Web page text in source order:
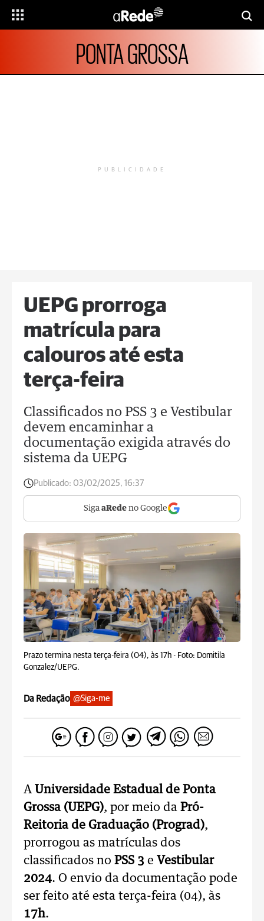
PONTA GROSSA
PUBLICIDADE
UEPG prorroga
matrícula para
calouros até esta
terça-feira
Classificados no PSS 3 e Vestibular
devem encaminhar a
documentação exigida através do
sistema da UEPG
Publicado: 03/02/2025, 16:37
Siga aRede no Google
Prazo termina nesta terça-feira (04), às 17h - Foto: Domitila
Gonzalez/UEPG.
Da Redação @Siga-me
A Universidade Estadual de Ponta
Grossa (UEPG), por meio da Pró-
Reitoria de Graduação (Prograd),
prorrogou as matrículas dos
classificados no PSS 3 e Vestibular
2024. O envio da documentação pode
ser feito até esta terça-feira (04), às
17h.